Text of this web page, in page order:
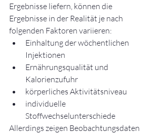
Ergebnisse liefern, können die
Ergebnisse in der Realität je nach
folgenden Faktoren variieren:
Einhaltung der wöchentlichen
Injektionen
Ernährungsqualität und
Kalorienzufuhr
körperliches Aktivitätsniveau
individuelle
Stoffwechselunterschiede
Allerdings zeigen Beobachtungsdaten